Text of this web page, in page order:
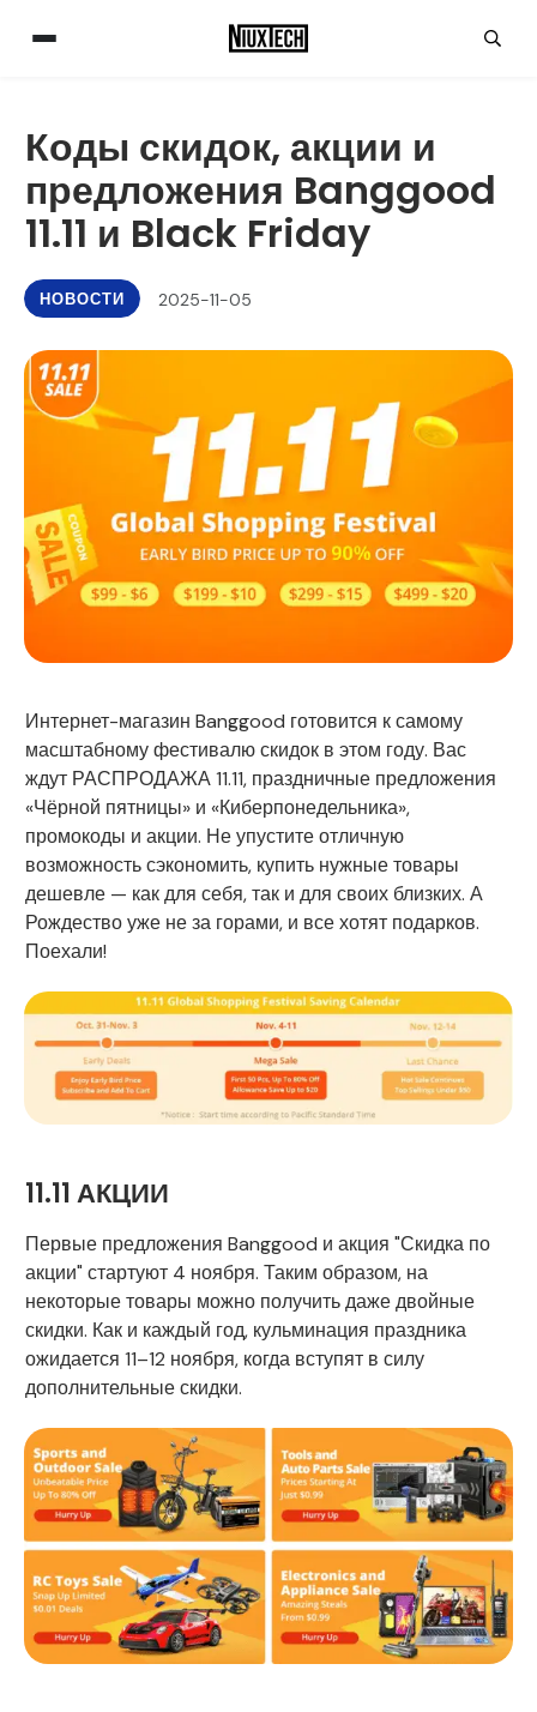
Коды скидок, акции и
предложения Banggood
11.11 и Black Friday
НОВОСТИ 2025-11-05
Интернет-магазин Banggood готовится к самому
масштабному фестивалю скидок в этом году. Вас
ждут РАСПРОДАЖА 11.11, праздничные предложения
«Чёрной пятницы» и «Киберпонедельника»,
промокоды и акции. Не упустите отличную
возможность сэкономить, купить нужные товары
дешевле — как для себя, так и для своих близких. А
Рождество уже не за горами, и все хотят подарков.
Поехали!
11.11 АКЦИИ
Первые предложения Banggood и акция "Скидка по
акции" стартуют 4 ноября. Таким образом, на
некоторые товары можно получить даже двойные
скидки. Как и каждый год, кульминация праздника
ожидается 11–12 ноября, когда вступят в силу
дополнительные скидки.